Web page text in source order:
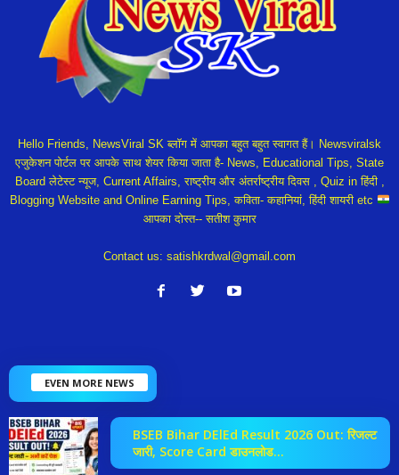
Hello Friends, NewsViral SK ब्लॉग में आपका बहुत बहुत स्वागत हैं। Newsviralsk
एजुकेशन पोर्टल पर आपके साथ शेयर किया जाता है- News, Educational Tips, State
Board लेटेस्ट न्यूज, Current Affairs, राष्ट्रीय और अंतर्राष्ट्रीय दिवस , Quiz in हिंदी ,
Blogging Website and Online Earning Tips, कविता- कहानियां, हिंदी शायरी etc
आपका दोस्त-- सतीश कुमार
Contact us: satishkrdwal@gmail.com
EVEN MORE NEWS
BSEB Bihar DElEd Result 2026 Out: रिजल्ट
जारी, Score Card डाउनलोड...